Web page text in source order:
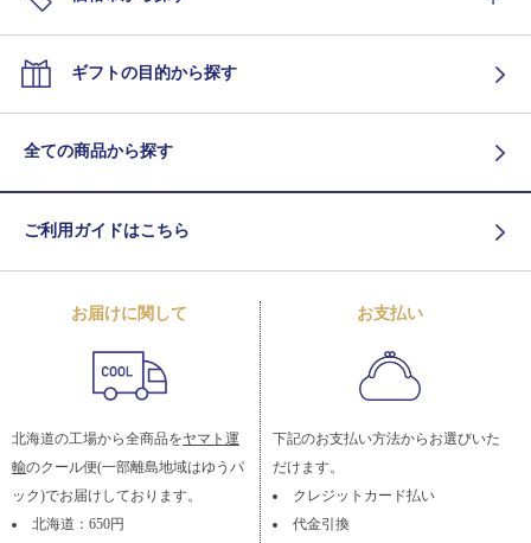
ギフトの目的から探す
全ての商品から探す
ご利用ガイドはこちら
お届けに関して
北海道の工場から全商品をヤマト運
輸のクール便(一部離島地域はゆうパ
ック)でお届けしております。
北海道：650円
お支払い
下記のお支払い方法からお選びいた
だけます。
クレジットカード払い
代金引換